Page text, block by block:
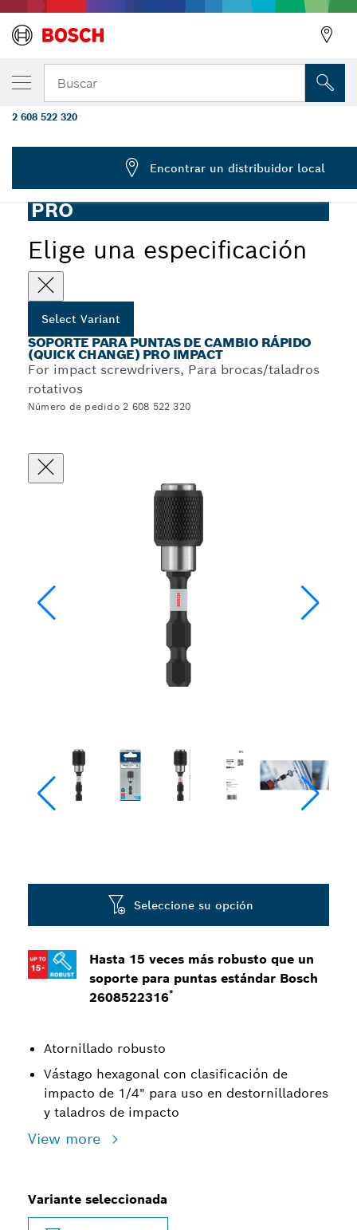
Buscar
PRO
Elige una especificación
Select Variant
SOPORTE PARA PUNTAS DE CAMBIO RÁPIDO
(QUICK CHANGE) PRO IMPACT
For impact screwdrivers, Para brocas/taladros
rotativos
Número de pedido 2 608 522 320
Hasta 15 veces más robusto que un
soporte para puntas estándar Bosch
2608522316*
Atornillado robusto
Vástago hexagonal con clasificación de
impacto de 1/4" para uso en destornilladores
y taladros de impacto
View more
Seleccione su opción
Variante seleccionada
Portabrocas de cambio rápido (Quick
Impact, 60 mm
2 608 522 320
Encontrar un distribuidor local